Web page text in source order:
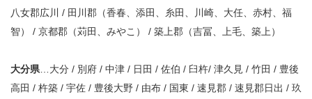
八女郡広川 / 田川郡（香春、添田、糸田、川崎、大任、赤村、福
智） / 京都郡（苅田、みやこ） / 築上郡（吉冨、上毛、築上）
大分県 …大分 / 別府 / 中津 / 日田 / 佐伯 / 臼杵/ 津久見 / 竹田 / 豊後
高田 / 杵築 / 宇佐 / 豊後大野 / 由布 / 国東 / 速見郡 / 速見郡日出 / 玖